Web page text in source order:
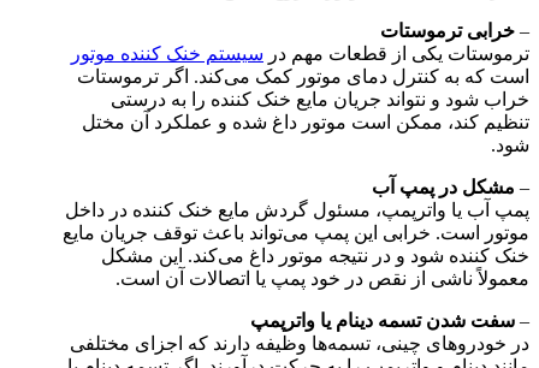
– خرابی ترموستات
ترموستات یکی از قطعات مهم در سیستم خنک‌ کننده موتور
است که به کنترل دمای موتور کمک می‌کند. اگر ترموستات
خراب شود و نتواند جریان مایع خنک‌ کننده را به درستی
تنظیم کند، ممکن است موتور داغ شده و عملکرد آن مختل
شود.
– مشکل در پمپ آب
پمپ آب یا واترپمپ، مسئول گردش مایع خنک‌ کننده در داخل
موتور است. خرابی این پمپ می‌تواند باعث توقف جریان مایع
خنک‌ کننده شود و در نتیجه موتور داغ می‌کند. این مشکل
معمولاً ناشی از نقص در خود پمپ یا اتصالات آن است.
– سفت شدن تسمه دینام یا واترپمپ
در خودروهای چینی، تسمه‌ها وظیفه دارند که اجزای مختلفی